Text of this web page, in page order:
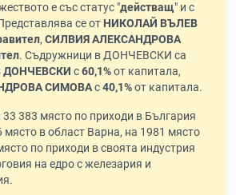
е със статус "действащ" и с
се от НИКОЛАЙ ВЪЛЕВ
, СИЛВИЯ АЛЕКСАНДРОВА
. Съдружници в ДОНЧЕВСКИ са
ДОНЧЕВСКИ с60,1%от капитала,
СИМОВАс40,1%от капитала.
383 място по приходи в България
място в област Варна, на 1981 място
по приходи в своята индустрия
на едро с железария и